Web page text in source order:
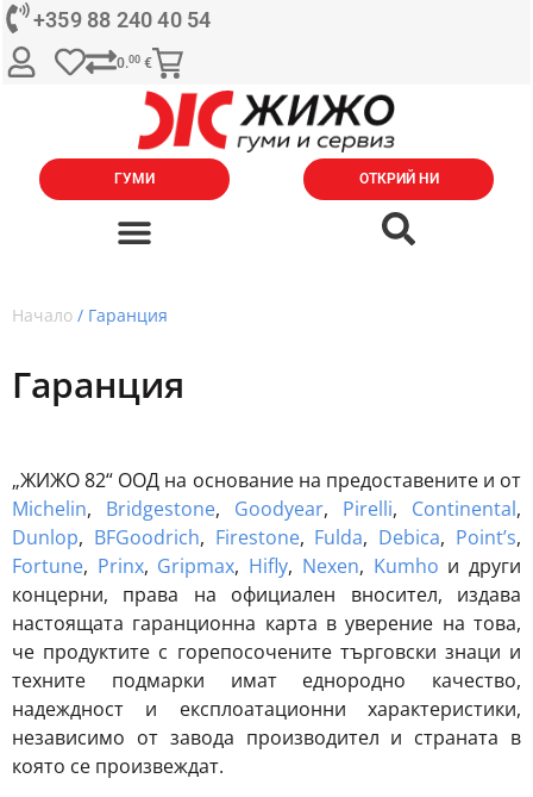
+359 88 240 40 54
0.00 €
ГУМИ ОТКРИЙ НИ
Начало / Гаранция
Гаранция
„ЖИЖО 82“ ООД на основание на предоставените и от
Michelin, Bridgestone, Goodyear, Pirelli, Continental,
Dunlop, BFGoodrich, Firestone, Fulda, Debica, Point’s,
Fortune, Prinx, Gripmax, Hifly, Nexen, Kumho и други
концерни, права на официален вносител, издава
настоящата гаранционна карта в уверение на това,
че продуктите с горепосочените търговски знаци и
техните подмарки имат еднородно качество,
надеждност и експлоатационни характеристики,
независимо от завода производител и страната в
която се произвеждат.